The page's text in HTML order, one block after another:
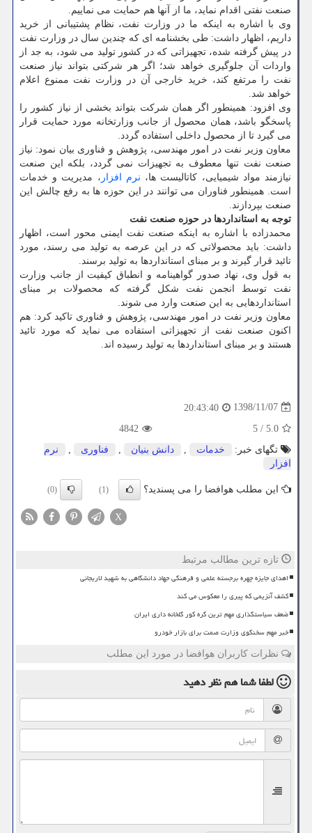
صنعت نفتی اقدام نماید، ما از آنها هم حمایت می نماییم.
وی با اشاره به اینكه ما در وزارت نفت، نظام پشتیبانی از خرید
داریم، اظهار داشت: طی بخشنامه ای كه چندین سال در وزارت نفت
در پیش گرفته شده، تجهیزاتی كه در كشور تولید می شود، به جد از
واردات آن جلوگیری خواهد شد؛ اگر هر شركتی بتواند نیاز صنعت
نفت را مرتفع كند، خرید خارجی آن در وزارت نفت ممنوع اعلام
خواهد شد.
وی افزود: همینطور اگر همان شركت بتواند بخشی از نیاز كشور را
پاسخگو باشد، همان محصول از جانب وزارتخانه مورد حمایت قرار
می گیرد تا از محصول داخلی استفاده گردد.
معاون وزیر نفت در امور مهندسی، پژوهش و فناوری بیان نمود: نیاز
صنعت نفت تنها معطوف به تجهیزات نمی گردد، بلكه این صنعت
نیازمند مواد شیمیایی، كاتالیست ها، نرم افزار ، مدیریت و خدمات
است. همینطور فناوران می توانند در این حوزه ها به رفع چالش این
صنعت بپردازند.
توجه به استانداردها در حوزه صنعت نفت
محمدزاده با اشاره به اینكه صنعت نفت ایمنی محور است، اظهار
داشت: باید محصولاتی كه در این عرصه به تولید می رسند، مورد
تائید قرار گیرند و بر مبنای استانداردها به تولید برسند.
به قول وی، نهاد صدور گواهینامه و انطباق كیفیت از جانب وزارت
نفت توسط انجمن نفت شكل گرفته كه محصولات بر مبنای
استانداردهایی به این صنعت وارد می شوند.
معاون وزیر نفت در امور مهندسی، پژوهش و فناوری تاكید كرد: هم
اكنون صنعت نفت از تجهیزاتی استفاده می نماید كه مورد تائید
هستند و بر مبنای استانداردها به تولید رسیده اند.
1398/11/07
20:43:40
5.0
/
5
4842
تگهای خبر:
خدمات , دانش بنیان , فناوری ,
نرم
افزار
این مطلب هوافضا را می پسندید؟ (1)
(0)
X
تازه ترین مطالب مرتبط
اهدای جایزه چهره برجسته علمی و فرهنگی جهاد دانشگاهی به شهید لاریجانی
کشف آنزیمی که پیری را معکوس می کند
ضعف سیاستگذاری مهم ترین گره کور گلخانه داری ایران
خبر مهم سخنگوی وزارت صمت برای بازار خودرو
نظرات کاربران هوافضا در مورد این مطلب
لطفا شما همنظر دهید